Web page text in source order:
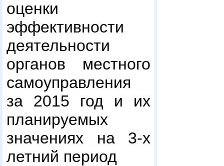
оценки
эффективности
деятельности
органов местного
самоуправления
за 2015 год и их
планируемых
значениях на 3-х
летний период